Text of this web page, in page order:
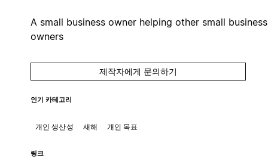
A small business owner helping other small business
owners
제작자에게 문의하기
인기 카테고리
개인 생산성 새해 개인 목표
링크